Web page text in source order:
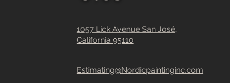
1057 Lick Avenue San José,
California 95110
Estimating@Nordicpaintinginc.com